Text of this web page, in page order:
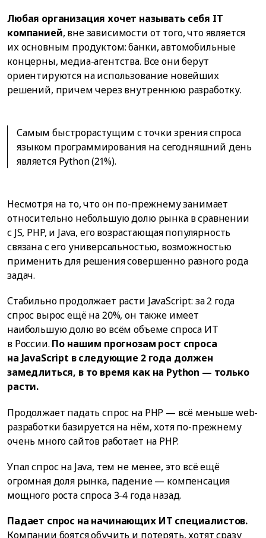
Любая организация хочет называть себя IT
компанией, вне зависимости от того, что является
их основным продуктом: банки, автомобильные
концерны, медиа-агентства. Все они берут
ориентируются на использование новейших
решений, причем через внутреннюю разработку.
Самым быстрорастущим с точки зрения спроса
языком программирования на сегодняшний день
является Python (21%).
Несмотря на то, что он по-прежнему занимает
относительно небольшую долю рынка в сравнении
с JS, PHP, и Java, его возрастающая популярность
связана с его универсальностью, возможностью
применить для решения совершенно разного рода
задач.
Стабильно продолжает расти JavaScript: за 2 года
спрос вырос ещё на 20%, он также имеет
наибольшую долю во всём объеме спроса ИТ
в России. По нашим прогнозам рост спроса
на JavaScript в следующие 2 года должен
замедлиться, в то время как на Python — только
расти.
Продолжает падать спрос на PHP — всё меньше web-
разработки базируется на нём, хотя по-прежнему
очень много сайтов работает на PHP.
Упал спрос на Java, тем не менее, это всё ещё
огромная доля рынка, падение — компенсация
мощного роста спроса 3-4 года назад.
Падает спрос на начинающих ИТ специалистов.
Компании боятся обучить и потерять, хотят сразу